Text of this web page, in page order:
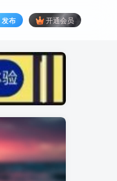
发布 开通会员
黑神话
魔兽(1)
餐饮(3)
风水(1)
音乐人项目(0)